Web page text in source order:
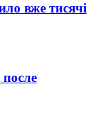
вже тисячі